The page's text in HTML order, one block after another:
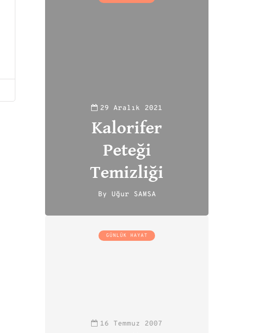
29 Aralık 2021
Kalorifer
Peteği
Temizliği
By Uğur SAMSA
GÜNLÜK HAYAT
16 Temmuz 2007